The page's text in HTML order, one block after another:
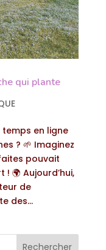
qui plante
en ligne
? 🌱 Imaginez
pouvait
🌍 Aujourd’hui,
de
des...
Rechercher